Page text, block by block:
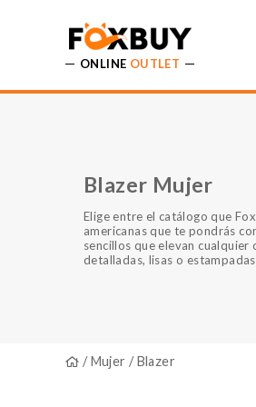
ONLINE OUTLET
Blazer Mujer
Elige entre el catálogo que
americanas que te pondrás
sencillos que elevan
detalladas, lisas o
/Mujer / Blazer